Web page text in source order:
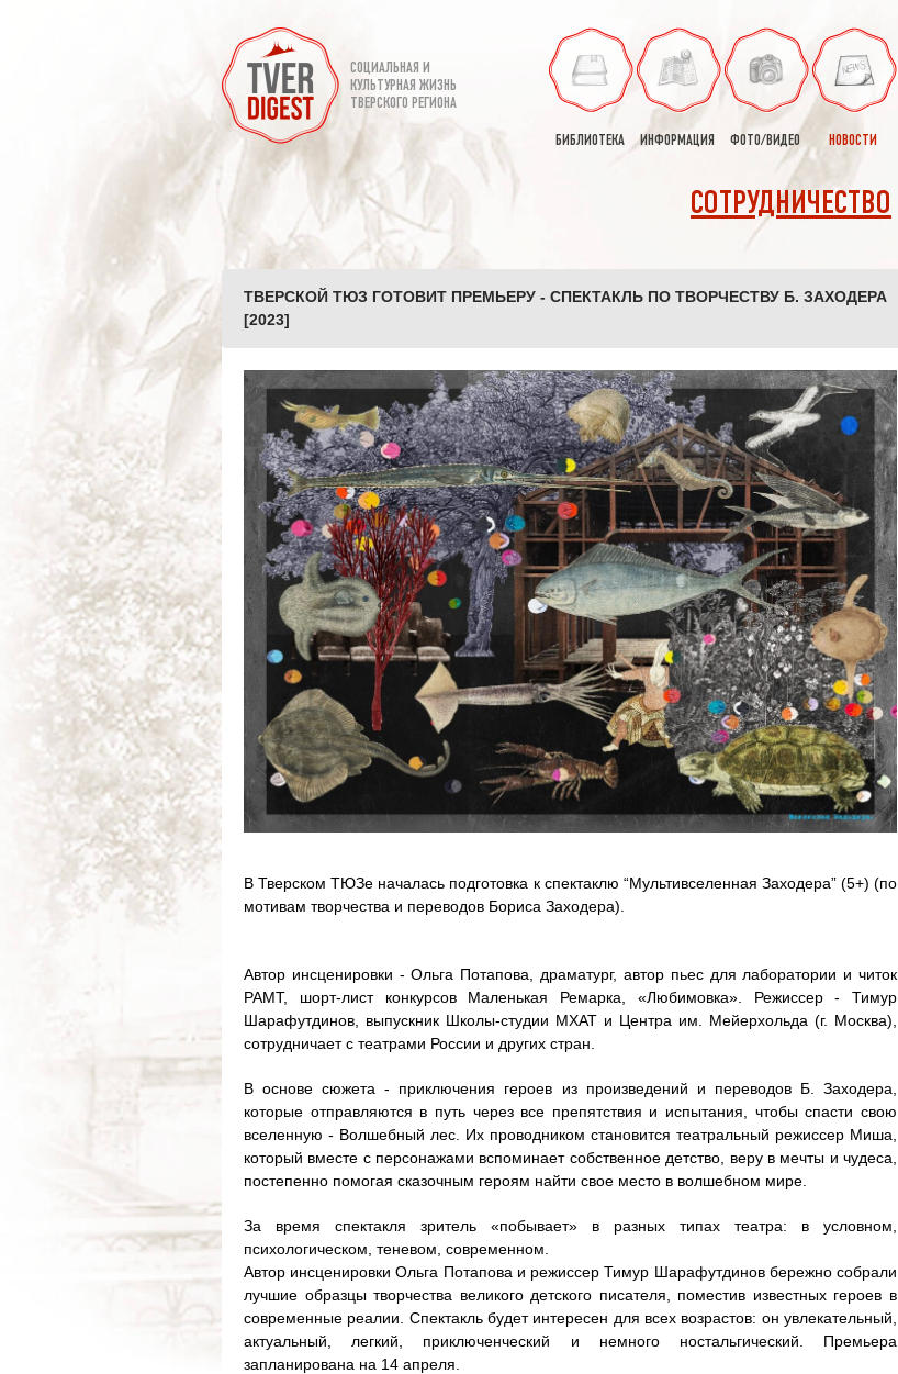
СОЦИАЛЬНАЯ И
КУЛЬТУРНАЯ ЖИЗНЬ
ТВЕРСКОГО РЕГИОНА
БИБЛИОТЕКА ИНФОРМАЦИЯ ФОТО/ВИДЕО НОВОСТИ
СОТРУДНИЧЕСТВО
ТВЕРСКОЙ ТЮЗ ГОТОВИТ ПРЕМЬЕРУ - СПЕКТАКЛЬ ПО ТВОРЧЕСТВУ Б. ЗАХОДЕРА
[2023]
В Тверском ТЮЗе началась подготовка к спектаклю “Мультивселенная Заходера” (5+) (по
мотивам творчества и переводов Бориса Заходера).
Автор инсценировки - Ольга Потапова, драматург, автор пьес для лаборатории и читок
РАМТ, шорт-лист конкурсов Маленькая Ремарка, «Любимовка». Режиссер - Тимур
Шарафутдинов, выпускник Школы-студии МХАТ и Центра им. Мейерхольда (г. Москва),
сотрудничает с театрами России и других стран.
В основе сюжета - приключения героев из произведений и переводов Б. Заходера,
которые отправляются в путь через все препятствия и испытания, чтобы спасти свою
вселенную - Волшебный лес. Их проводником становится театральный режиссер Миша,
который вместе с персонажами вспоминает собственное детство, веру в мечты и чудеса,
постепенно помогая сказочным героям найти свое место в волшебном мире.
За время спектакля зритель «побывает» в разных типах театра: в условном,
психологическом, теневом, современном.
Автор инсценировки Ольга Потапова и режиссер Тимур Шарафутдинов бережно собрали
лучшие образцы творчества великого детского писателя, поместив известных героев в
современные реалии. Спектакль будет интересен для всех возрастов: он увлекательный,
актуальный, легкий, приключенческий и немного ностальгический. Премьера
запланирована на 14 апреля.